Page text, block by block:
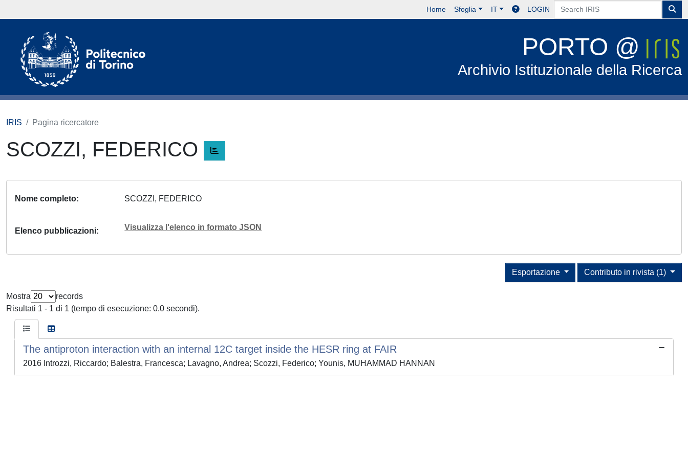
Home Sfoglia IT LOGIN
PORTO @
Archivio Istituzionale della Ricerca
IRIS Pagina ricercatore
SCOZZI, FEDERICO
Nome completo SCOZZI, FEDERICO
Elenco pubblicazioni Visualizza l'elenco in formato JSON
Contributo in rivista (1)
Esportazione
Mostra
records
Risultati 1 - 1 di 1 (tempo di esecuzione: 0.0 secondi).
The antiproton interaction with an internal 12C target inside the HESR ring at FAIR
2016 Introzzi, Riccardo; Balestra, Francesca; Lavagno, Andrea; Scozzi, Federico; Younis, MUHAMMAD HANNAN